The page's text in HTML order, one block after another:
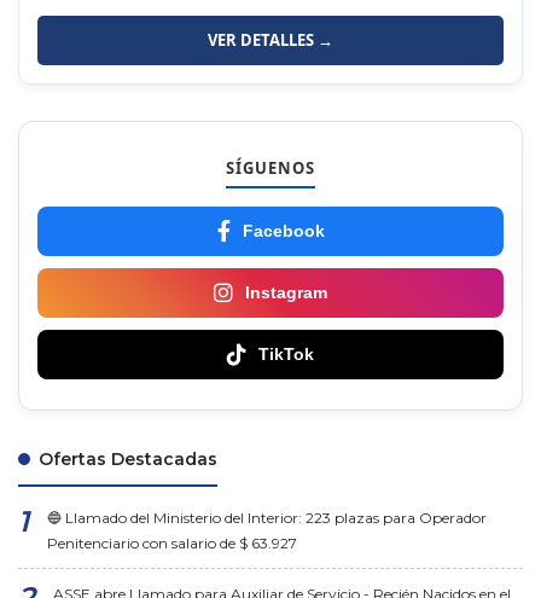
VER DETALLES →
SÍGUENOS
Facebook
Instagram
TikTok
Ofertas Destacadas
🔵 Llamado del Ministerio del Interior: 223 plazas para Operador
Penitenciario con salario de $ 63.927
ASSE abre Llamado para Auxiliar de Servicio - Recién Nacidos en el